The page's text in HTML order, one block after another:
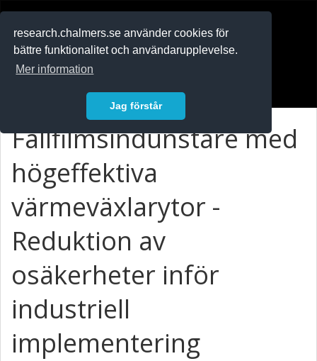
research.chalmers.se använder cookies för
bättre funktionalitet och användarupplevelse.
Mer information
Jag förstår
Fallfilmsindunstare med
högeffektiva
värmeväxlarytor -
Reduktion av
osäkerheter inför
industriell
implementering